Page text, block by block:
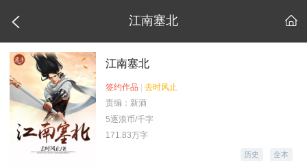
 江南塞北 
江南塞北
签约作品 | 去时风止
责编：新酒
5逐浪币/千字
171.83万字
历史 全本